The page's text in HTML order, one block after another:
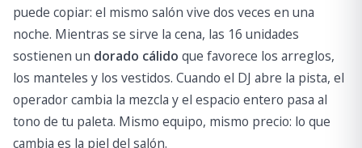
puede copiar: el mismo salón vive dos veces en una
noche. Mientras se sirve la cena, las 16 unidades
sostienen un dorado cálido que favorece los arreglos,
los manteles y los vestidos. Cuando el DJ abre la pista, el
operador cambia la mezcla y el espacio entero pasa al
tono de tu paleta. Mismo equipo, mismo precio: lo que
cambia es la piel del salón.